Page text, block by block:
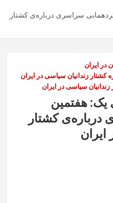
سراسری درباره‌ی کشتار
در ایران
زندانیان سیاسی در ایران
سیاسی در ایران
یک: هفتمین
کشتار
ایران